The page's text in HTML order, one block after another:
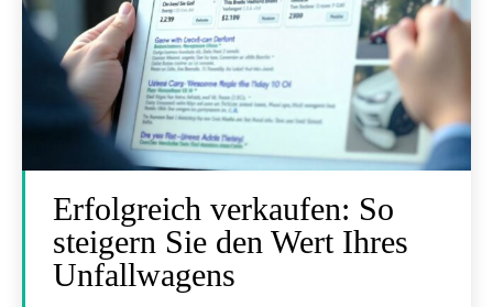
Erfolgreich verkaufen: So
steigern Sie den Wert Ihres
Unfallwagens